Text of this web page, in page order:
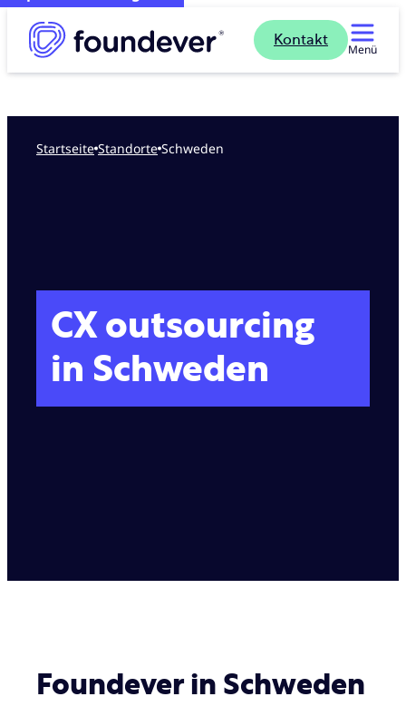
Kontakt
Menü
Startseite standorte Schweden
CX outsourcing
in Schweden
Foundever in Schweden